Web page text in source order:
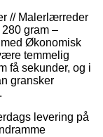
// Malerlærreder
gram –
Økonomisk
temmelig
få sekunder, og i
gransker
levering på